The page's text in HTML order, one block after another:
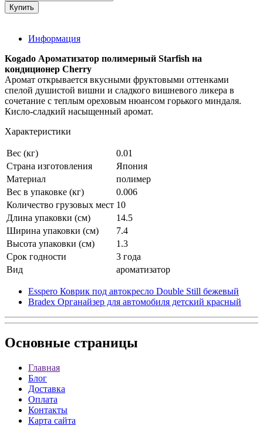
Информация
Kogado Ароматизатор полимерный Starfish на
кондиционер Cherry
Аромат открывается вкусными фруктовыми оттенками
спелой душистой вишни и сладкого вишневого ликера в
сочетание с теплым ореховым нюансом горького миндаля.
Кисло-сладкий насыщенный аромат.
Характеристики
Вес (кг)
0.01
Страна изготовления
Япония
Материал
полимер
Вес в упаковке (кг)
0.006
Количество грузовых мест 10
Длина упаковки (см)
14.5
Ширина упаковки (см)
7.4
Высота упаковки (см)
1.3
Срок годности
3 года
Вид
ароматизатор
Esspero Коврик под автокресло Double Still бежевый
Bradex Органайзер для автомобиля детский красный
Основные страницы
Главная
Блог
Доставка
Оплата
Контакты
Карта сайта